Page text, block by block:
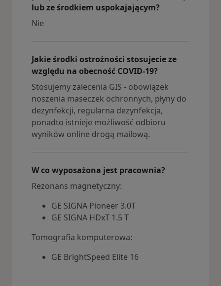
lub ze środkiem uspokajającym?
Nie
Jakie środki ostrożności stosujecie ze
względu na obecność COVID-19?
Stosujemy zalecenia GIS - obowiązek
noszenia maseczek ochronnych, płyny do
dezynfekcji, regularna dezynfekcja,
ponadto istnieje możliwość odbioru
wyników online drogą mailową.
W co wyposażona jest pracownia?
Rezonans magnetyczny:
GE SIGNA Pioneer 3.0T
GE SIGNA HDxT 1.5 T
Tomografia komputerowa:
GE BrightSpeed Elite 16